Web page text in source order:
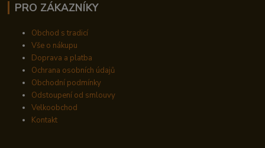
PRO ZÁKAZNÍKY
Obchod s tradicí
Vše o nákupu
Doprava a platba
Ochrana osobních údajů
Obchodní podmínky
Odstoupení od smlouvy
Velkoobchod
Kontakt